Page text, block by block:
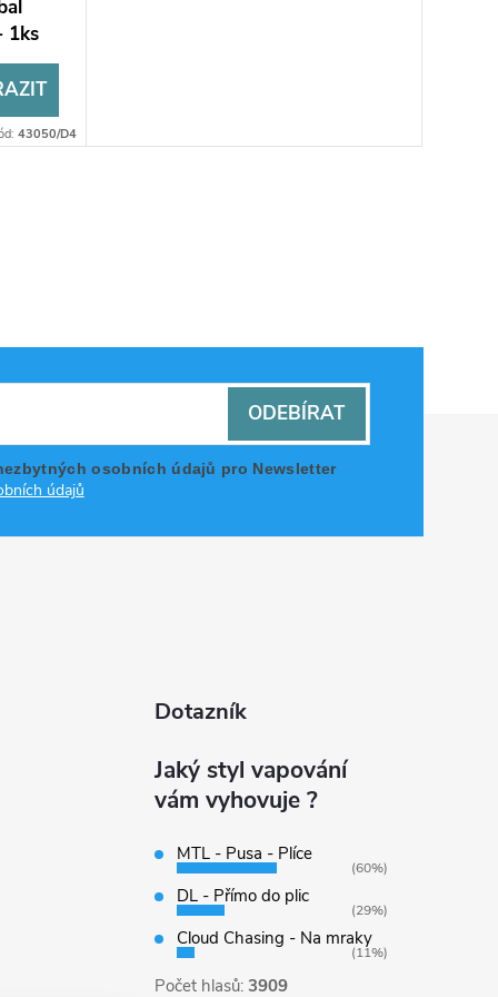
1ks
43050/D4
osobních údajů pro Newsletter
údajů
ODEBÍRAT
Dotazník
Jaký styl vapování
vám vyhovuje ?
MTL - Pusa - Plíce
(60%)
DL - Přímo do plic
(29%)
Cloud Chasing - Na mraky
(11%)
Počet hlasů: 3909